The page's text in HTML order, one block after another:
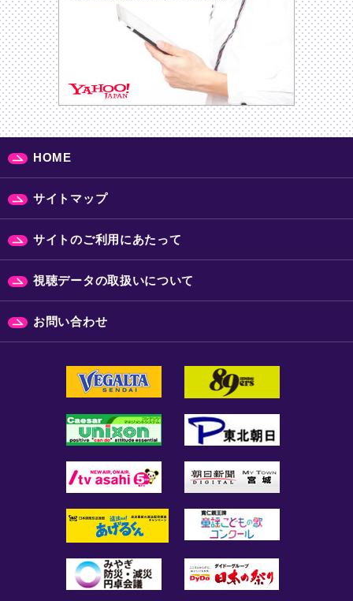
HOME
サイトマップ
サイトのご利用にあたって
視聴データの取扱いについて
お問い合わせ